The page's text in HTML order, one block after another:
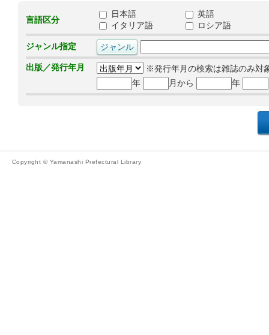
言語区分
日本語
英語
イタリア語
ロシア語
ジャンル指定
出版／発行年月
※発行年月の検索は雑誌のみ対
年
月から 年
Copyright © Yamanashi Prefectural Library